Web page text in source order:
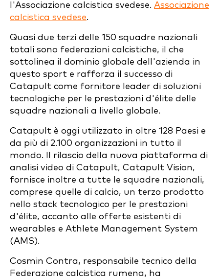
l'Associazione calcistica svedese. Associazione
calcistica svedese.
Quasi due terzi delle 150 squadre nazionali
totali sono federazioni calcistiche, il che
sottolinea il dominio globale dell'azienda in
questo sport e rafforza il successo di
Catapult come fornitore leader di soluzioni
tecnologiche per le prestazioni d'élite delle
squadre nazionali a livello globale.
Catapult è oggi utilizzato in oltre 128 Paesi e
da più di 2.100 organizzazioni in tutto il
mondo. Il rilascio della nuova piattaforma di
analisi video di Catapult, Catapult Vision,
fornisce inoltre a tutte le squadre nazionali,
comprese quelle di calcio, un terzo prodotto
nello stack tecnologico per le prestazioni
d'élite, accanto alle offerte esistenti di
wearables e Athlete Management System
(AMS).
Cosmin Contra, responsabile tecnico della
Federazione calcistica rumena, ha